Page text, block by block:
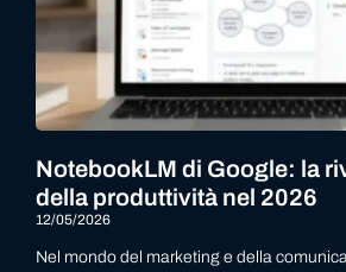
NotebookLM di Google: la
della produttività nel 2026
12/05/2026
Nel mondo del marketing e della